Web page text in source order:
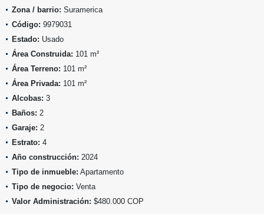
Zona / barrio: Suramerica
Código: 9979031
Estado: Usado
Área Construida: 101 m²
Área Terreno: 101 m²
Área Privada: 101 m²
Alcobas: 3
Baños: 2
Garaje: 2
Estrato: 4
Año construcción: 2024
Tipo de inmueble: Apartamento
Tipo de negocio: Venta
Valor Administración: $480.000 COP